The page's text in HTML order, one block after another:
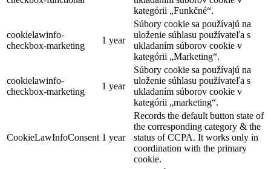
kategórii „Funkčné“.
cookielawinfo-
checkbox-marketing
1 year
Súbory cookie sa používajú na
uloženie súhlasu používateľa s
ukladaním súborov cookie v
kategórii „Marketing“.
cookielawinfo-
checkbox-marketing
1 year
Súbory cookie sa používajú na
uloženie súhlasu používateľa s
ukladaním súborov cookie v
kategórii „marketing“.
CookieLawInfoConsent 1 year
Records the default button state of
the corresponding category & the
status of CCPA. It works only in
coordination with the primary
cookie.